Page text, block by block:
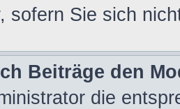
sofern Sie sich
Beiträge den
die